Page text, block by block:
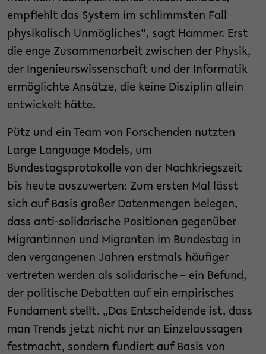
empfiehlt das System im schlimmsten Fall
physikalisch Unmögliches“, sagt Hammer. Erst
die enge Zusammenarbeit zwischen der Physik,
der Ingenieurswissenschaft und der Informatik
ermöglichte Ansätze, die keine Disziplin allein
entwickelt hätte.
Pütz und ein Team von Forschenden nutzten
Large Language Models, um
Bundestagsprotokolle von der Nachkriegszeit
bis heute auszuwerten: Zum ersten Mal lässt
sich auf Basis großer Datenmengen belegen,
dass anti-solidarische Positionen gegenüber
Migrantinnen und Migranten im Bundestag in
den vergangenen Jahren erstmals häufiger
vertreten werden als solidarische – ein Befund,
der politische Debatten auf ein empirisches
Fundament stellt. „Das Entscheidende ist, dass
man Trends jetzt nicht nur an Einzelaussagen
festmacht, sondern fundiert auf Basis von